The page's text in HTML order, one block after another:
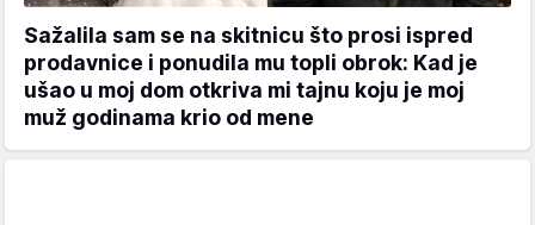
Sažalila sam se na skitnicu što prosi ispred
prodavnice i ponudila mu topli obrok: Kad je
ušao u moj dom otkriva mi tajnu koju je moj
muž godinama krio od mene